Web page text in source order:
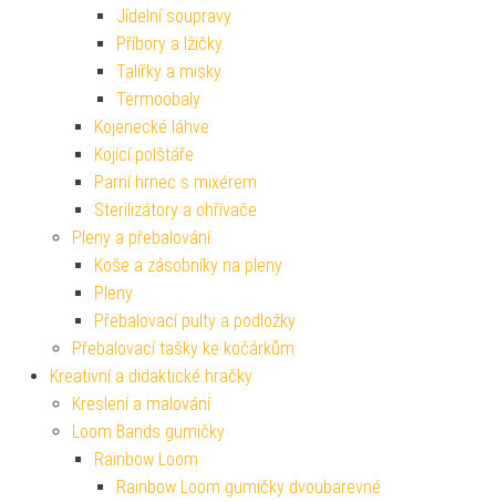
Jídelní soupravy
Příbory a lžičky
Talířky a misky
Termoobaly
Kojenecké láhve
Kojící polštáře
Parní hrnec s mixérem
Sterilizátory a ohřívače
Pleny a přebalování
Koše a zásobníky na pleny
Pleny
Přebalovací pulty a podložky
Přebalovací tašky ke kočárkům
Kreativní a didaktické hračky
Kreslení a malování
Loom Bands gumičky
Rainbow Loom
Rainbow Loom gumičky dvoubarevné